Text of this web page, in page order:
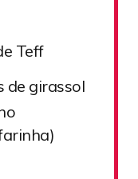
Teff
de girassol